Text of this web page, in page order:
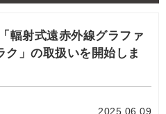
輻射式遠赤外線グラファ
」の取扱いを開始しま
2025.06.09